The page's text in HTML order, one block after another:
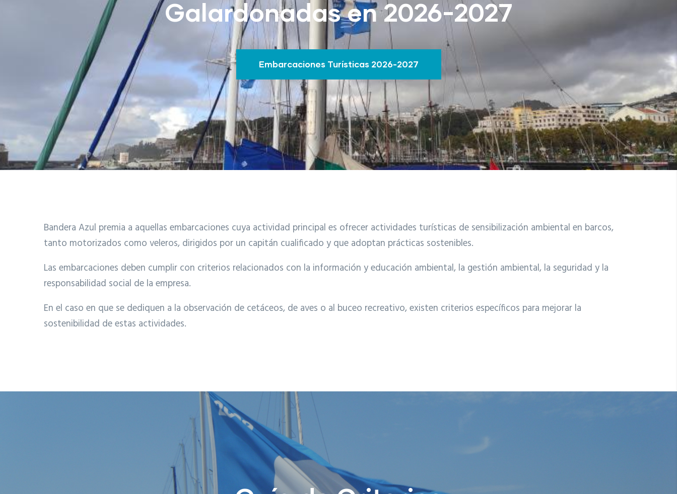
Galardonadas en 2026-2027
Embarcaciones Turísticas 2026-2027
Bandera Azul premia a aquellas embarcaciones cuya actividad principal es ofrecer actividades turísticas de sensibilización ambiental en barcos,
tanto motorizados como veleros, dirigidos por un capitán cualificado y que adoptan prácticas sostenibles.
Las embarcaciones deben cumplir con criterios relacionados con la información y educación ambiental, la gestión ambiental, la seguridad y la
responsabilidad social de la empresa.
En el caso en que se dediquen a la observación de cetáceos, de aves o al buceo recreativo, existen criterios específicos para mejorar la
sostenibilidad de estas actividades.